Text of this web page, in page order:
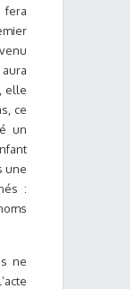
elle
ce
un
une
:
ne